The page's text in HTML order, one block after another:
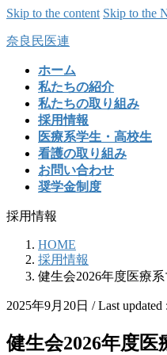
Skip to the content Skip to the
奈良民医連
ホーム
私たちの紹介
私たちの取り組み
採用情報
医療系学生・高校生
看護の取り組み
お問い合わせ
奨学金制度
採用情報
HOME
採用情報
健生会2026年度医療
2025年9月20日 / Last updated :
健生会2026年度